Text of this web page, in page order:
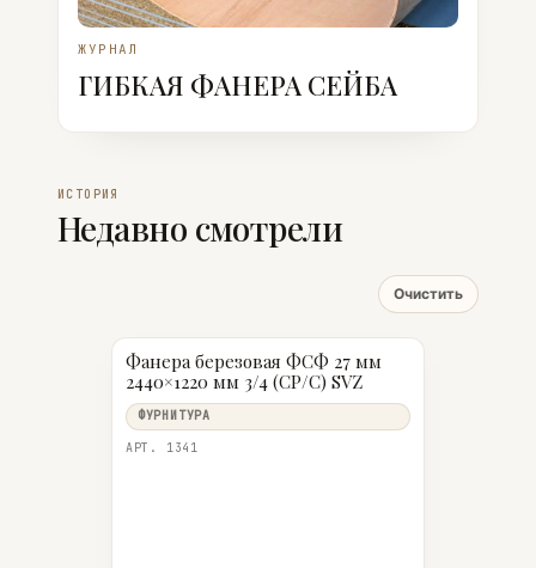
ЖУРНАЛ
ГИБКАЯ ФАНЕРА СЕЙБА
ИСТОРИЯ
Недавно смотрели
Очистить
Фанера березовая ФСФ 27 мм
2440×1220 мм 3/4 (СР/C) SVZ
ФУРНИТУРА
АРТ. 1341